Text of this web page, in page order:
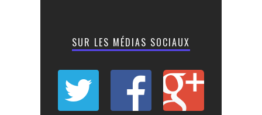
SUR LES MÉDIAS SOCIAUX